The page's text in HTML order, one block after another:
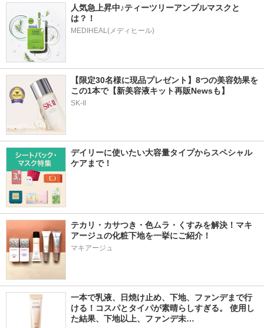
人気急上昇中♪ティーツリーアンプルマスクと
は？！
MEDIHEAL(メディヒール)
【限定30名様に現品プレゼント】8つの美容効果を
この1本で【新美容液キット再販Newsも】
SK-II
デイリーに使いたい大容量タイプからスペシャル
ケアまで！
テカリ・カサつき・色ムラ・くすみを解決！マキ
アージュの化粧下地を一挙にご紹介！
マキアージュ
一本で乳液、日焼け止め、下地、ファンデまで行
ける！コスパとタイパが素晴らしすぎる。 使用し
た結果、下地以上、ファンデ未…